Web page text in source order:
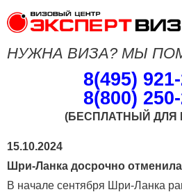
НУЖНА ВИЗА? МЫ
8(495)
8(800)
(БЕСПЛАТНЫЙ ДЛЯ
15.10.2024
Шри-Ланка досрочно
В начале сентября Шри-Ланка